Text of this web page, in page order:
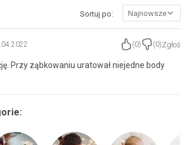
Sortuj po: Najnowsze
(0) (0)Zgłoś
Przy ząbkowaniu uratował niejedne body